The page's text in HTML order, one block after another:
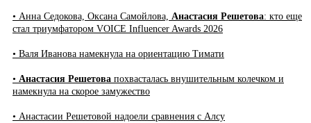
• Анна Седокова, Оксана Самойлова, Анастасия Решетова: кто еще
стал триумфатором VOICE Influencer Awards 2026
• Валя Иванова намекнула на ориентацию Тимати
• Анастасия Решетова похвасталась внушительным колечком и
намекнула на скорое замужество
• Анастасии Решетовой надоели сравнения с Алсу